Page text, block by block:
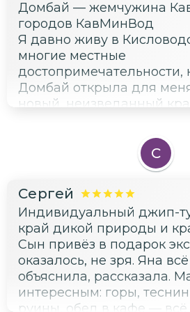
получить качественный
размышлений и
погода, было довольно
совсем был к этому готов.
конечно, мелочи,
испортить общее
замечательной поездки. В целом, я очень
доволен и с
рекомендовать эту
получить массу
Домбай — жемчужина
городов КавМинВод
Я давно живу в
многие местные
достопримечательности,
Домбай открыла для
новый, неизведанный
профессионал, благодаря
интересному рассказу и
заинтересовать
Особенно меня
храм — его
среди величественных
действительно
рассказала много
храме и его истории, что
больше красок этому месту. Также
С
Сергей
Индивидуальный джип-
край дикой природы и
Сын привёз в подарок
оказалось, не зря. Яна
объяснила, рассказала.
интересным: горы,
руины, обед в кафе — всё